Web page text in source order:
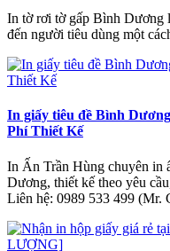
In tờ rơi tờ gấp Bình Dương
đến người tiêu dùng một
In giấy tiêu đề Bình
Phí Thiết Kế
In Ấn Trần Hùng chuyên in
Dương, thiết kế theo yêu
Liên hệ: 0989 533 499 (Mr.